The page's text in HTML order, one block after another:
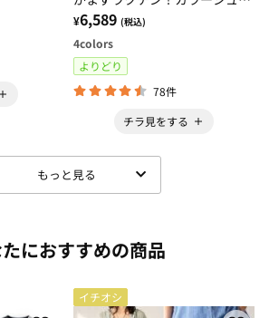
ズ
¥6,589 (税込)
4colors
よりどり
78件
チラ見をする
もっと見る
におすすめの商品
イチオシ